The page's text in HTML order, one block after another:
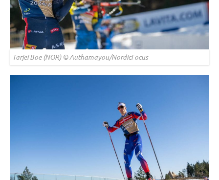
Tarjei Boe (NOR) © Authamayou/NordicFocus